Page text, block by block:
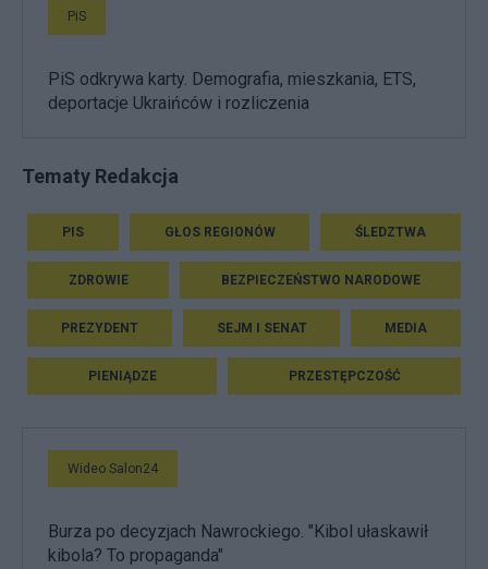
PiS
PiS odkrywa karty. Demografia, mieszkania, ETS,
deportacje Ukraińców i rozliczenia
Tematy Redakcja
PIS GŁOS REGIONÓW ŚLEDZTWA
ZDROWIE BEZPIECZEŃSTWO NARODOWE
PREZYDENT SEJM I SENAT MEDIA
PIENIĄDZE PRZESTĘPCZOŚĆ
Wideo Salon24
Burza po decyzjach Nawrockiego. "Kibol ułaskawił
kibola? To propaganda"